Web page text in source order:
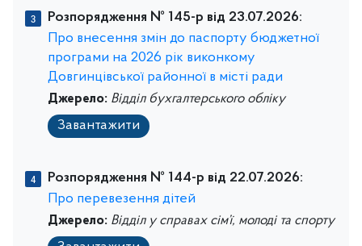
Розпорядження № 145-р від 23.07.2026:
Про внесення змін до паспорту бюджетної
програми на 2026 рік виконкому
Довгинцівської районної в місті ради
Джерело: Відділ бухгалтерського обліку
Завантажити
Розпорядження № 144-р від 22.07.2026:
Про перевезення дітей
Джерело: Відділ у справах сім’ї, молоді та спорту